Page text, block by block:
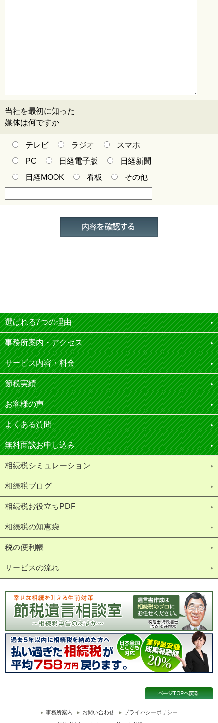
当社を最初に知った
媒体は何ですか
テレビ ラジオ
スマホ
PC
日経電子版
日経新聞
日経MOOK
看板 その他
選ばれる7つの理由
事務所案内・アクセス
サービス内容・料金
節税実績
お客様の声
よくある質問
無料面談お申し込み
相続税シミュレーション
相続税ブログ
相続税お役立ちPDF
相続税の知恵袋
税の便利帳
サービスの流れ
事務所案内 お問い合わせ プライバシーポリシー